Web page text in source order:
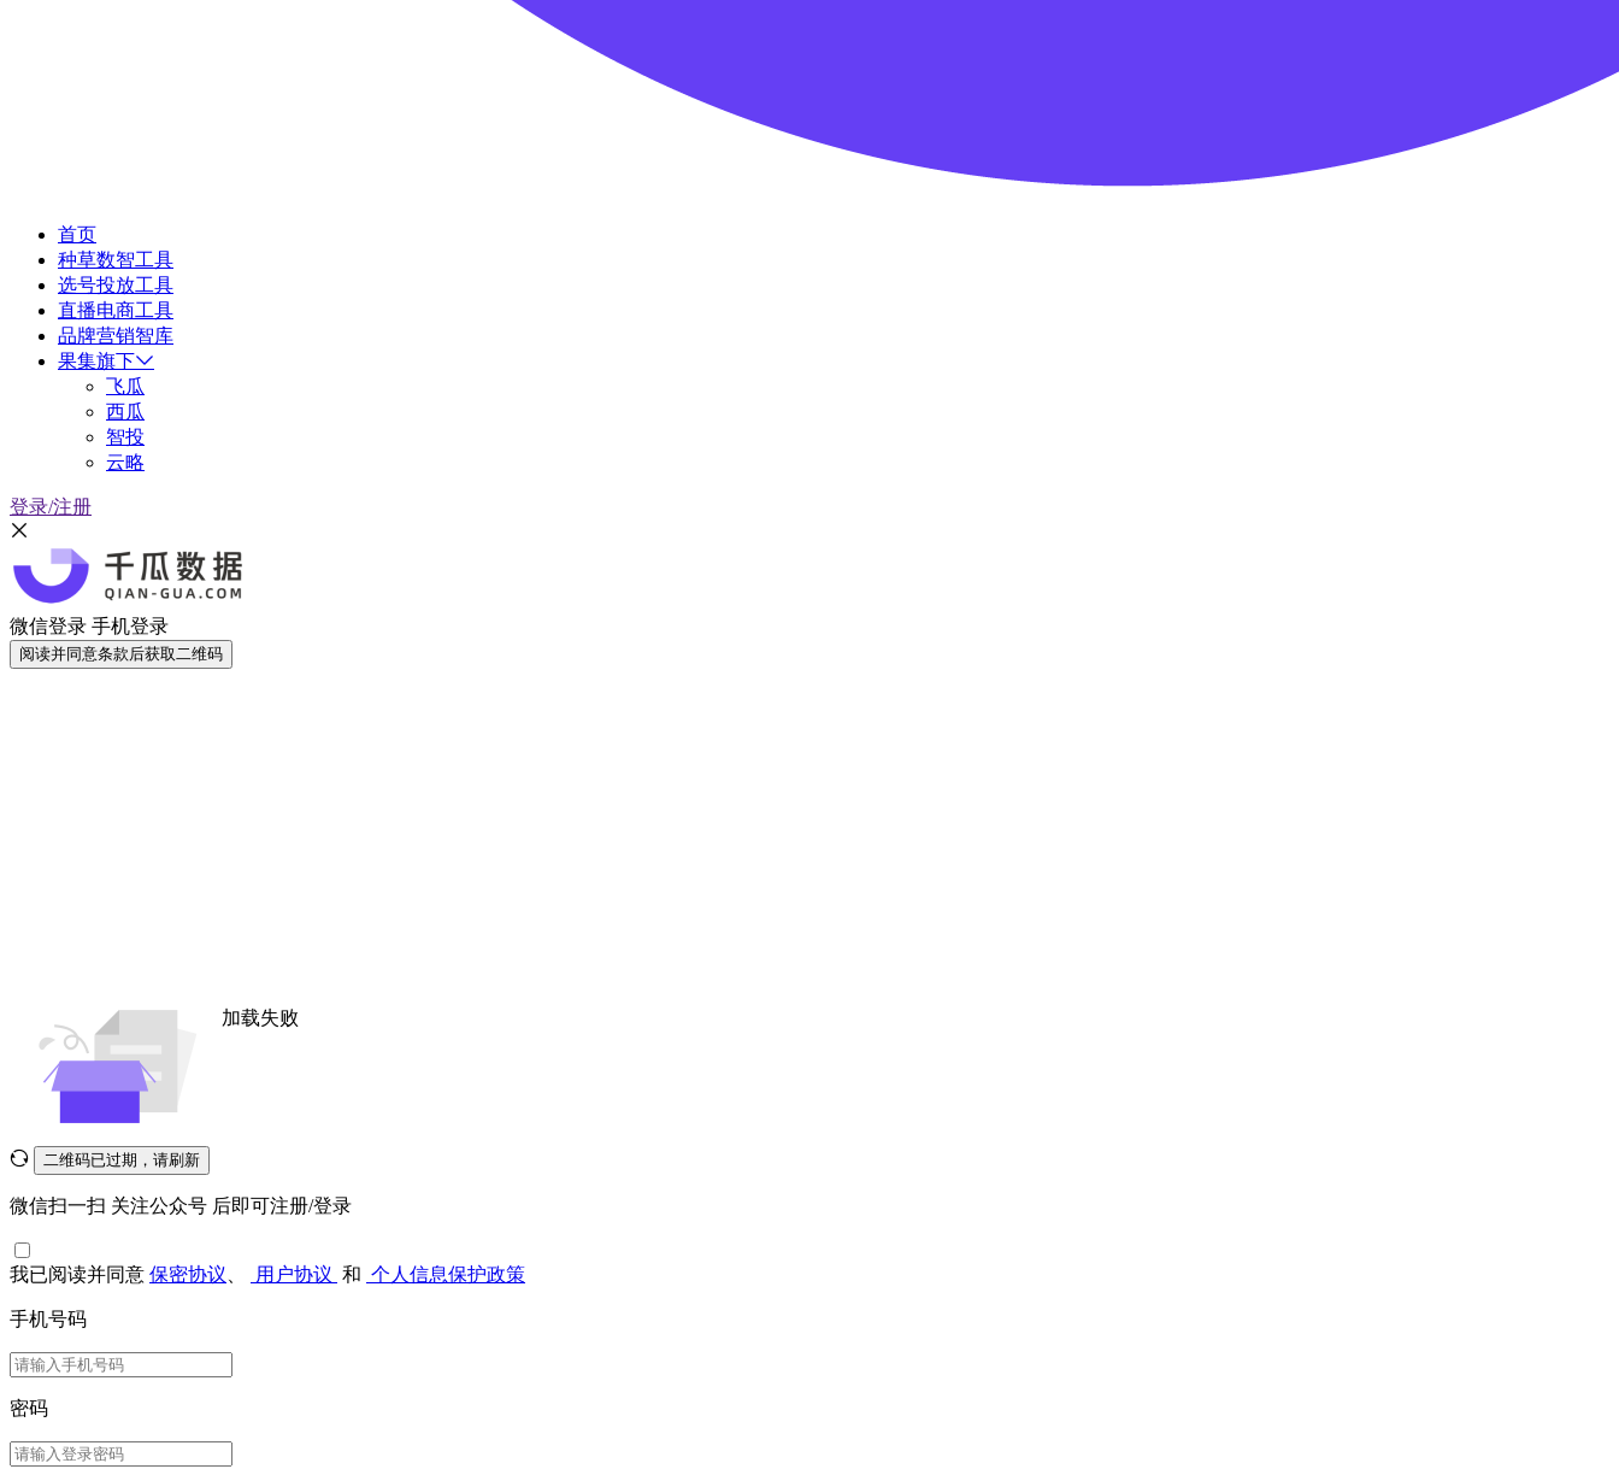
首页
种草数智工具
选号投放工具
直播电商工具
品牌营销智库
果集旗下
飞瓜
西瓜
智投
云略
登录/注册
微信登录 手机登录
阅读并同意条款后获取二维码
加载失败
二维码已过期，请刷新
微信扫一扫 关注公众号 后即可注册/登录
我已阅读并同意 保密协议 用户协议 和 个人信息保护政策
手机号码
密码